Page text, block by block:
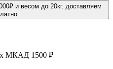
и весом до 20кг. доставляем
МКАД 1500 ₽